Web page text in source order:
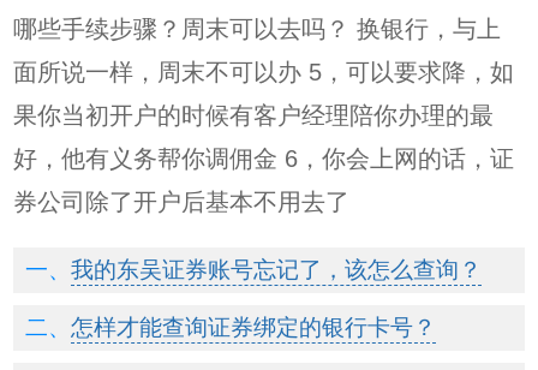
哪些手续步骤？周末可以去吗？ 换银行，与上
面所说一样，周末不可以办 5，可以要求降，如
果你当初开户的时候有客户经理陪你办理的最
好，他有义务帮你调佣金 6，你会上网的话，证
券公司除了开户后基本不用去了
我的东吴证券账号忘记了，该怎么查询？
怎样才能查询证券绑定的银行卡号？